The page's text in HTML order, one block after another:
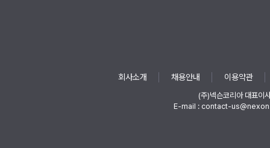
회사소개 채용안내 이용약관
(주)넥슨코리아 대표이
E-mail : contact-